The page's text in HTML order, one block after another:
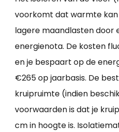
voorkomt dat warmte
lagere maandlasten door
energienota. De kosten
en je bespaart op de
€265 op jaarbasis. De
kruipruimte (indien
voorwaarden is dat je
cm in hoogte is.